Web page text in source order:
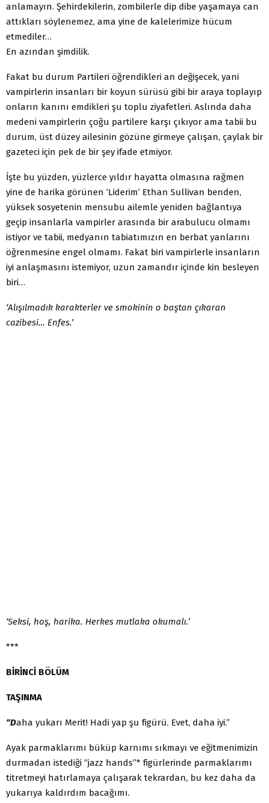
anlamayın. Şehirdekilerin, zombilerle dip dibe yaşamaya can
attıkları söylenemez, ama yine de kalelerimize hücum
etmediler…
En azından şimdilik.
Fakat bu durum Partileri öğrendikleri an değişecek, yani
vampirlerin insanları bir koyun sürüsü gibi bir araya toplayıp
onların kanını emdikleri şu toplu ziyafetleri. Aslında daha
medeni vampirlerin çoğu partilere karşı çıkıyor ama tabii bu
durum, üst düzey ailesinin gözüne girmeye çalışan, çaylak bir
gazeteci için pek de bir şey ifade etmiyor.
İşte bu yüzden, yüzlerce yıldır hayatta olmasına rağmen
yine de harika görünen ‘Liderim’ Ethan Sullivan benden,
yüksek sosyetenin mensubu ailemle yeniden bağlantıya
geçip insanlarla vampirler arasında bir arabulucu olmamı
istiyor ve tabii, medyanın tabiatımızın en berbat yanlarını
öğrenmesine engel olmamı. Fakat biri vampirlerle insanların
iyi anlaşmasını istemiyor, uzun zamandır içinde kin besleyen
biri…
‘Alışılmadık karakterler ve smokinin o baştan çıkaran
cazibesi… Enfes.’
‘Seksi, hoş, harika. Herkes mutlaka okumalı.’
***
BİRİNCİ BÖLÜM
TAŞINMA
“Daha yukarı Merit! Hadi yap şu figürü. Evet, daha iyi.”
Ayak parmaklarımı büküp karnımı sıkmayı ve eğitmenimizin
durmadan istediği “jazz hands”* figürlerinde parmaklarımı
titretmeyi hatırlamaya çalışarak tekrardan, bu kez daha da
yukarıya kaldırdım bacağımı.